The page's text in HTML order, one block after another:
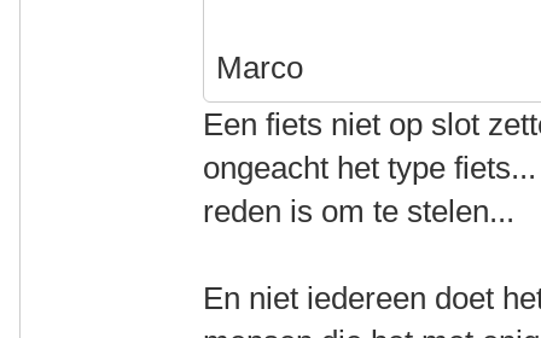
Marco
Een fiets niet op slot
ongeacht het type
reden is om te stelen...
En niet iedereen doet